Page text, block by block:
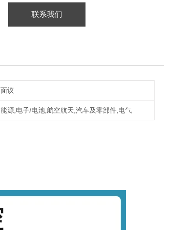
联系我们
面议
能源,电子/电池,航空航天,汽车及零部件,电气